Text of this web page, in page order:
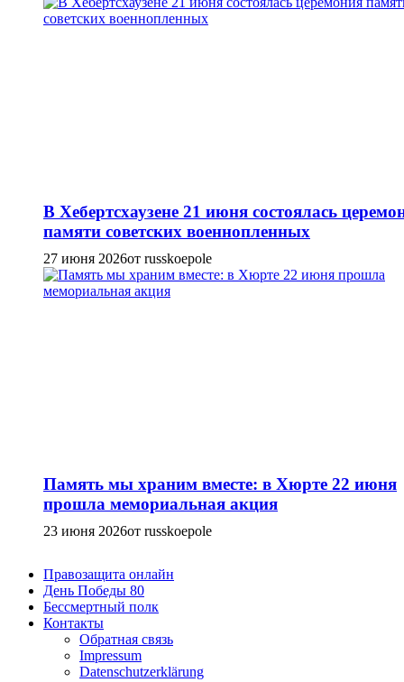
В Хебертсхаузене 21 июня состоялась
памяти советских военнопленных
27 июня 2026от russkoepole
Память мы храним вместе: в Хюрте 22 июня
прошла мемориальная акция
23 июня 2026от russkoepole
Правозащита онлайн
День Победы 80
Бессмертный полк
Контакты
Обратная связь
Impressum
Datenschutzerklärung